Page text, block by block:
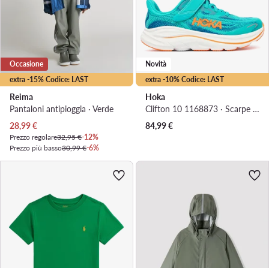
extra -15% Codice: LAST
Occasione
Reima
Pantaloni antipioggia · Verde
Prezzo attuale
28,99€
Prezzo regolare32,95 €-12%
Prezzo più basso30,99 €-6%
extra -10% Codice: LAST
Novità
Hoka
Clifton 10 1168873 · Scarpe running
84,99€